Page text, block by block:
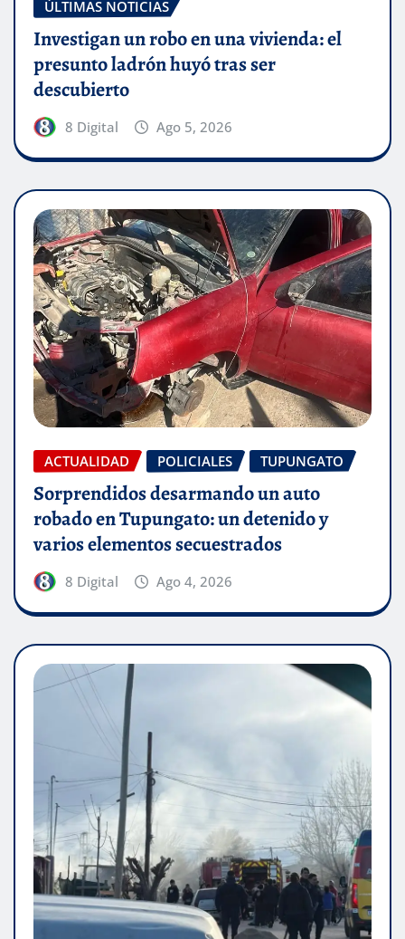
ÚLTIMAS NOTICIAS
Investigan un robo en una vivienda: el
presunto ladrón huyó tras ser
descubierto
8 Digital Ago 5, 2026
ACTUALIDAD POLICIALES TUPUNGATO
Sorprendidos desarmando un auto
robado en Tupungato: un detenido y
varios elementos secuestrados
8 Digital Ago 4, 2026